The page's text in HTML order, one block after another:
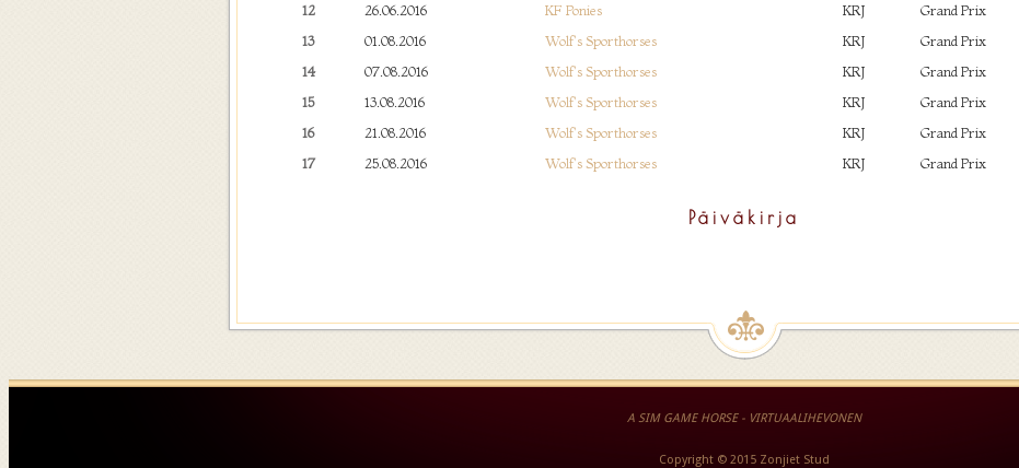
12
26.06.2016 KF Ponies KRJ Grand Prix
13
01.08.2016 Wolf's Sporthorses KRJ Grand Prix
14
07.08.2016 Wolf's Sporthorses KRJ Grand Prix
15
13.08.2016 Wolf's Sporthorses KRJ Grand Prix
16
21.08.2016 Wolf's Sporthorses KRJ Grand Prix
17
25.08.2016 Wolf's Sporthorses KRJ Grand Prix
Päiväkirja
A SIM GAME HORSE - VIRTUAALIHEVONEN
Copyright © 2015 Zonjiet Stud